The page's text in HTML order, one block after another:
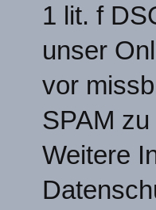
1 lit. f
unser
vor
SPAM
Weitere